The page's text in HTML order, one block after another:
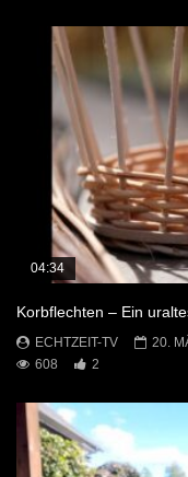
04:34
Korbflechten – Ein
ECHTZEIT-TV
20.
608
2